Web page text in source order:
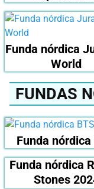
Funda nórdica
World
FUNDAS
Funda nórdica
Funda nórdica
Stones